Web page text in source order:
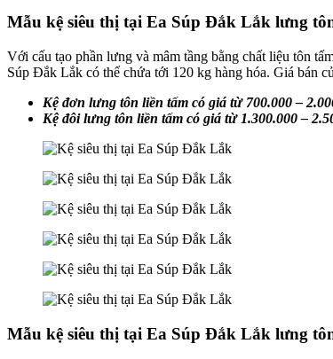
Mẫu kệ siêu thị tại Ea Súp Đắk Lắk lưng
Với cấu tạo phần lưng và mâm tầng bằng chất liệu tôn
Súp Đắk Lắk có thể chứa tới 120 kg hàng hóa. Giá bán
Kệ đơn lưng tôn liền tấm có giá từ 700.000 –
Kệ đôi lưng tôn liền tấm có giá từ 1.300.000 –
Mẫu kệ siêu thị tại Ea Súp Đắk Lắk lưng